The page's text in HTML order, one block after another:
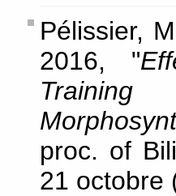
Pélissier,
2016, "
proc. of
21 octobre